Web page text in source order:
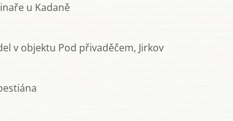
u Kadaně
v objektu Pod přivaděčem, Jirkov